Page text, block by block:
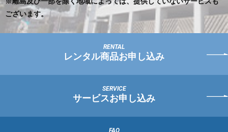
ございます。
レンタル商品お申し込み
サービスお申し込み